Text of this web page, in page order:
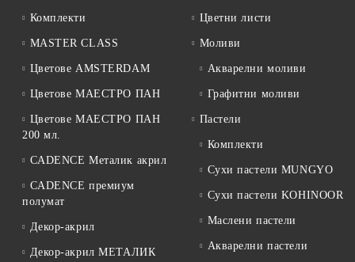
Комплекти
MASTER CLASS
Цветове AMSTERDAM
Цветове МАЕСТРО ПАН
Цветове МАЕСТРО ПАН
200 мл.
CADENCE Металик акрил
CADENCE премиум
полумат
Декор-акрил
Декор-акрил МЕТАЛИК
Цветни листи
Моливи
Акварелни моливи
Графитни моливи
Пастели
Комплекти
Сухи пастели MUNGYO
Сухи пастели KOHINOOR
Маслени пастели
Акварелни пастели